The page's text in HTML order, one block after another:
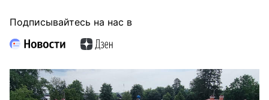
Подписывайтесь на нас в